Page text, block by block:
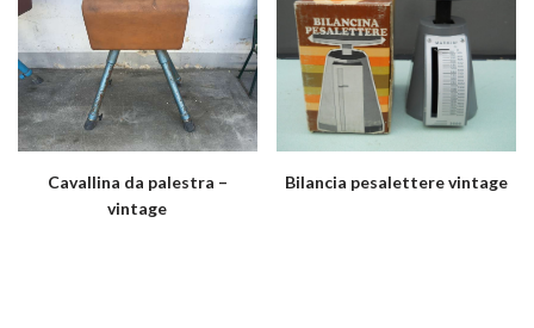
Cavallina da palestra –
vintage
Bilancia pesalettere vintage